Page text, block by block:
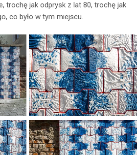
trochę jak odprysk z lat 80, trochę jak
co było w tym miejscu.